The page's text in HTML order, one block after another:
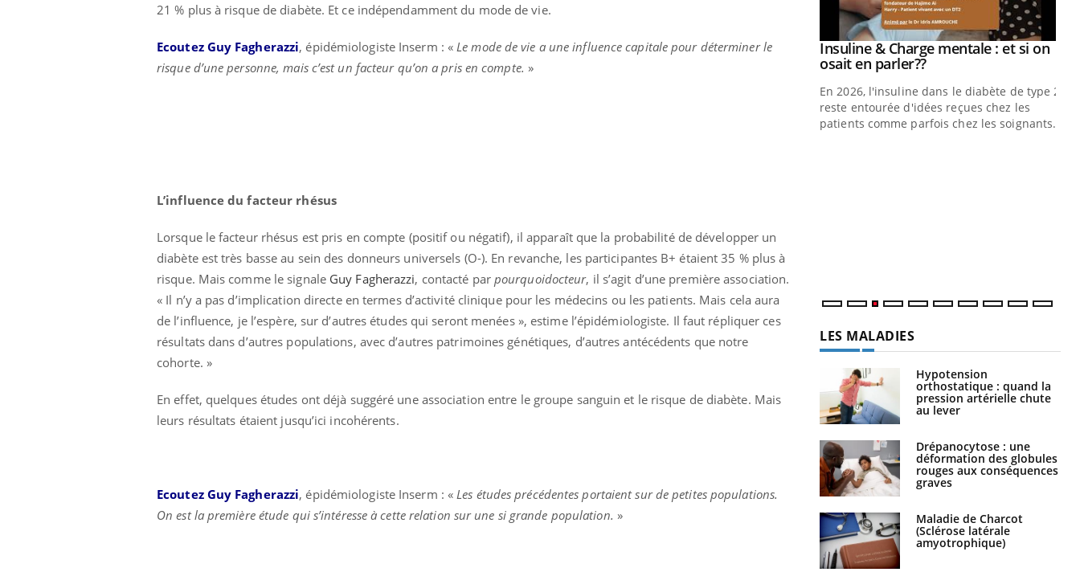
21 % plus à risque de diabète. Et ce indépendamment du mode de vie.
Ecoutez Guy Fagherazzi, épidémiologiste Inserm : « Le mode de vie a une influence capitale pour déterminer le
risque d’une personne, mais c’est un facteur qu’on a pris en compte. »
L’influence du facteur rhésus
Lorsque le facteur rhésus est pris en compte (positif ou négatif), il apparaît que la probabilité de développer un
diabète est très basse au sein des donneurs universels (O-). En revanche, les participantes B+ étaient 35 % plus à
risque. Mais comme le signaleGuy Fagherazzi, contacté par pourquoidocteur, il s’agit d’une première association.
« Il n’y a pas d’implication directe en termes d’activité clinique pour les médecins ou les patients. Mais cela aura
de l’influence, je l’espère, sur d’autres études qui seront menées », estime l’épidémiologiste. Il faut répliquer ces
résultats dans d’autres populations, avec d’autres patrimoines génétiques, d’autres antécédents que notre
cohorte. »
En effet, quelques études ont déjà suggéré une association entre le groupe sanguin et le risque de diabète. Mais
leurs résultats étaient jusqu’ici incohérents.
Ecoutez Guy Fagherazzi, épidémiologiste Inserm : « Les études précédentes portaient sur de petites populations.
On est la première étude qui s’intéresse à cette relation sur une si grande population. »
Youtube
Eczéma Chronique des Mains :
expliquer ma maladie Youtube
Youtube
Carence en fer : comprendre pour Youtube
Insuline & Charge mentale : et si on
osait en parler??Youtube
En 2026, l'insuline dans le diabète de type 2
reste entourée d'idées reçues chez les
patients comme parfois chez les soignants.
LES MALADIES
Hypotension
orthostatique : quand la
pression artérielle chute
au lever
Drépanocytose : une
déformation des globules
rouges aux conséquences
graves
Maladie de Charcot
(Sclérose latérale
amyotrophique)